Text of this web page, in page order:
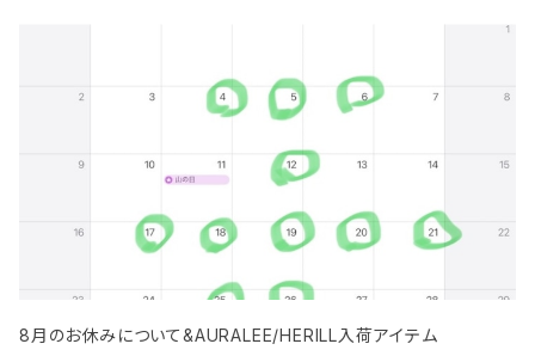
8月のお休みについて&AURALEE/HERILL入荷アイテム